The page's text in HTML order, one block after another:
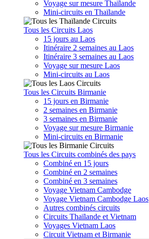
Voyage sur mesure Thaïlande
Mini-circuits en Thaïlande
Tous les Circuits Laos
15 jours au Laos
Itinéraire 2 semaines au Laos
Itinéraire 3 semaines au Laos
Voyage sur mesure Laos
Mini-circuits au Laos
Tous les Circuits Birmanie
15 jours en Birmanie
2 semaines en Birmanie
3 semaines en Birmanie
Voyage sur mesure Birmanie
Mini-circuits en Birmanie
Tous les Circuits combinés des pays
Combiné en 15 jours
Combiné en 2 semaines
Combiné en 3 semaines
Voyage Vietnam Cambodge
Voyage Vietnam Cambodge Laos
Autres combinés circuits
Circuits Thaïlande et Vietnam
Voyages Vietnam Laos
Circuit Vietnam et Birmanie